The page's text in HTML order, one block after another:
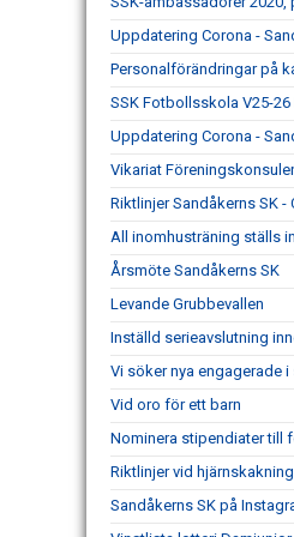
Uppdatering Corona -
Personalförändringar på
SSK Fotbollsskola V25-26
Uppdatering Corona -
Vikariat
Riktlinjer Sandåkerns SK -
All inomhusträning ställs in
Årsmöte Sandåkerns SK
Levande Grubbevallen
Inställd serieavslutning
Vi söker nya engagerade
Vid oro för ett barn
Nominera stipendiater till
Riktlinjer vid hjärnskakning
Sandåkerns SK på